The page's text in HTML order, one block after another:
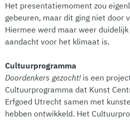
Het presentatiemoment zou
gebeuren, maar dit ging niet door
Hiermee werd maar weer
aandacht voor het klimaat is.
Cultuurprogramma
Doordenkers gezocht!is een
Cultuurprogramma dat Kunst
Erfgoed Utrecht samen met
hebben ontwikkeld. Het